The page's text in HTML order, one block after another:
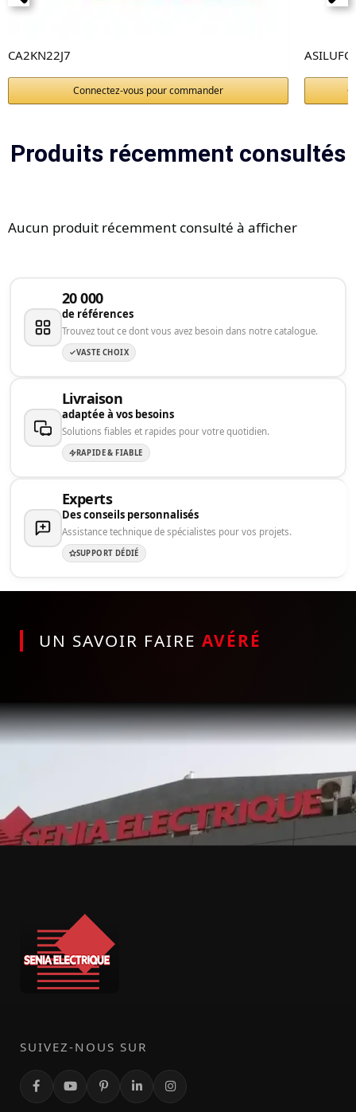
CA2KN22J7
Connectez-vous pour commander
Produits récemment consultés
Aucun produit récemment consulté à afficher
20 000
de références
Trouvez tout ce dont vous avez besoin dans notre catalogue.
VASTE CHOIX
Livraison
adaptée à vos besoins
Solutions fiables et rapides pour votre quotidien.
RAPIDE & FIABLE
Experts
Des conseils personnalisés
Assistance technique de spécialistes pour vos projets.
SUPPORT DÉDIÉ
UN SAVOIR FAIRE AVÉRÉ
SUIVEZ-NOUS SUR